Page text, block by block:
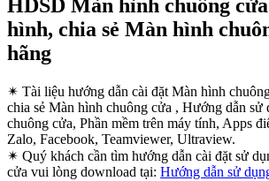
HDSD Màn hình chuông
hình, chia sẻ Màn hình
hãng
✴ Tài liệu hướng dẫn cài đặt Màn hình
chia sẻ Màn hình chuông cửa , Hướng dẫn sử
chuông cửa, Phần mềm trên máy tính, Apps
Zalo, Facebook, Teamviewer, Ultraview.
✴ Quý khách cần tìm hướng dẫn cài đặt sử
cửa vui lòng download tại: Hướng dẫn sử